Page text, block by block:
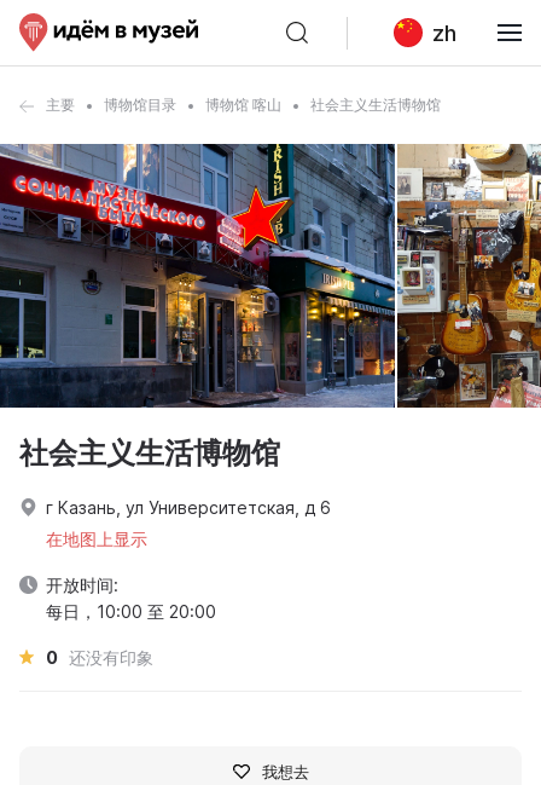
zh
主要 博物馆目录 博物馆 喀山 社会主义生活博物馆
社会主义生活博物馆
г Казань, ул Университетская, д 6
在地图上显示
开放时间:
每日，10:00 至 20:00
0 还没有印象
我想去